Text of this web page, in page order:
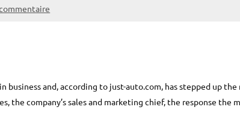
business and, according to just-auto.com, has stepped up
the company’s sales and marketing chief, the response the